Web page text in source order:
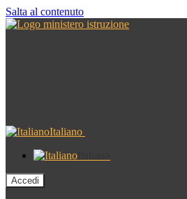
Salta al contenuto
Italiano
Accedi